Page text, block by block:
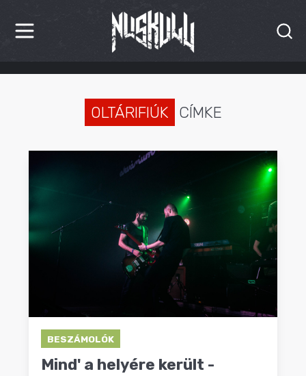
HÍREK
KULT
OLTÁRIFIÚK CÍMKE
BESZÁMOLÓK
Mind' a helyére került -